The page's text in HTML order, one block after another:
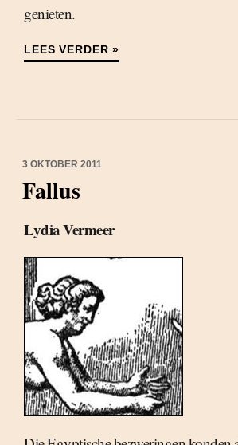
genieten.
LEES VERDER »
3 OKTOBER 2011
Fallus
Lydia Vermeer